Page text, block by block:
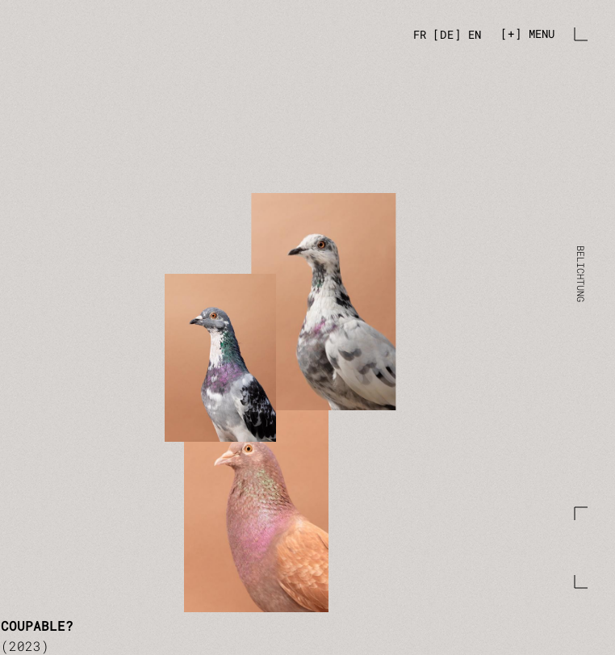
FR
DE EN + MENU
COUPABLE?
(2023)